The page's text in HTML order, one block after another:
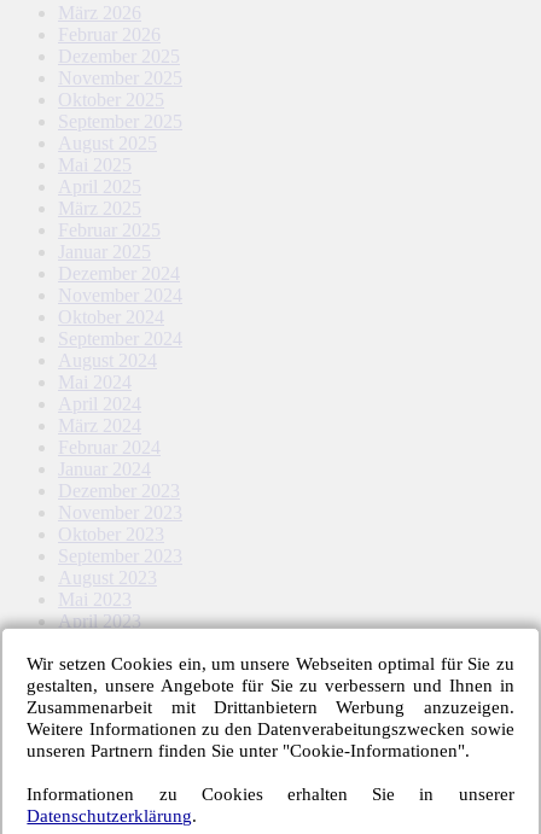
März 2026
Februar 2026
Dezember 2025
November 2025
Oktober 2025
September 2025
August 2025
Mai 2025
April 2025
März 2025
Februar 2025
Januar 2025
Dezember 2024
November 2024
Oktober 2024
September 2024
August 2024
Mai 2024
April 2024
März 2024
Februar 2024
Januar 2024
Dezember 2023
November 2023
Oktober 2023
September 2023
August 2023
Mai 2023
April 2023
Februar 2023
Januar 2023
November 2022
Oktober 2022
September 2022
Mai 2022
April 2022
Wir setzen Cookies ein, um unsere Webseiten optimal für Sie zu
gestalten, unsere Angebote für Sie zu verbessern und Ihnen in
Zusammenarbeit mit Drittanbietern Werbung anzuzeigen.
Weitere Informationen zu den Datenverabeitungszwecken sowie
unseren Partnern finden Sie unter "Cookie-Informationen".
Informationen zu Cookies erhalten Sie in unserer
Datenschutzerklärung.